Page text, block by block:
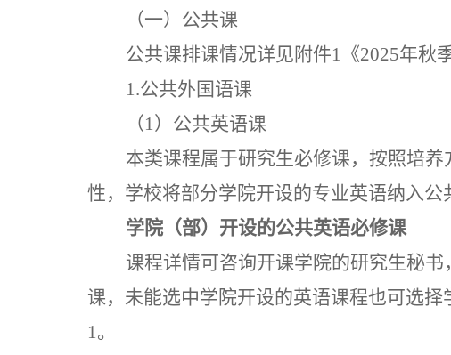
（一）公共课
公共课排课情况详见附件1 《2025年秋
1.公共外国语课
（1）公共英语课
本类课程属于研究生必修课，按照培
性，学校将部分学院开设的专业英语纳入公
学院（部）开设的公共英语必修课
课程详情可咨询开课学院的研究生秘
课，未能选中学院开设的英语课程也可选
1。